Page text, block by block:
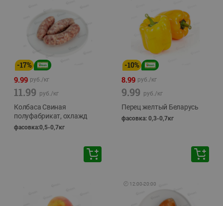
-17%
9.99 руб./кг
11.99 руб./кг
Колбаса Свиная
полуфабрикат, охлажд
фасовка:0,5-0,7кг
-10%
8.99 руб./кг
9.99 руб./кг
Перец желтый Беларусь
фасовка: 0,3-0,7кг
🕘 12:00-20:00